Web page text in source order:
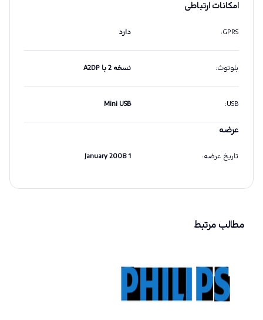
امکانات ارتباطی
GPRS
: دارد
بلوتوث: نسخه 2 با A2DP
USB
:
Mini USB
عرضه
تاریخ عرضه:
1 January 2008
مطالب مرتبط